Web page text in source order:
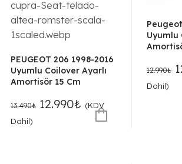
PEUGEOT 206 1998-2016
Uyumlu Coilover Ayarlı
Amortisör 15 Cm
13.490₺ Orijinal
12.990₺Şu
andaki
(KDV
Dahil)
Uyumlu
12.990₺
Dahil)